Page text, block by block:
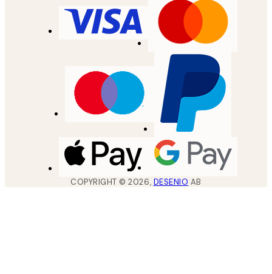
COPYRIGHT ©2026, DESENIO AB